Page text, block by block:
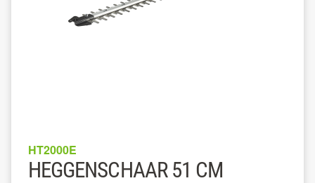
HT2000E
HEGGENSCHAAR 51 CM